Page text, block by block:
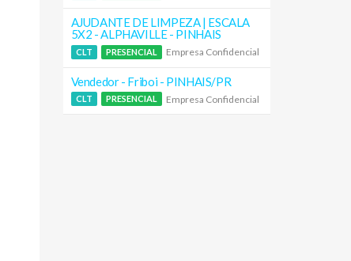
AJUDANTE DE LIMPEZA | ESCALA
5X2 - ALPHAVILLE - PINHAIS
CLT PRESENCIAL Empresa Confidencial
Vendedor - Friboi - PINHAIS/PR
CLT PRESENCIAL Empresa Confidencial